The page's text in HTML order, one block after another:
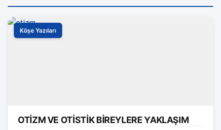
Köşe Yazıları
OTİZM VE OTİSTİK BİREYLERE YAKLAŞIM